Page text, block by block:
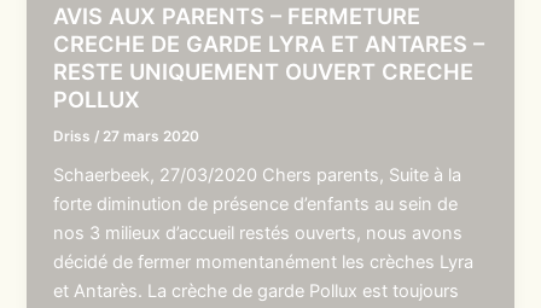
AVIS AUX PARENTS – FERMETURE
CRECHE DE GARDE LYRA ET ANTARES –
RESTE UNIQUEMENT OUVERT CRECHE
POLLUX
Driss / 27 mars 2020
Schaerbeek, 27/03/2020 Chers parents, Suite à la
forte diminution de présence d’enfants au sein de
nos 3 milieux d’accueil restés ouverts, nous avons
décidé de fermer momentanément les crèches Lyra
et Antarès. La crèche de garde Pollux est toujours